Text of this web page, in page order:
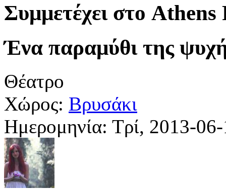
Συμμετέχει στο
Ένα παραμύθι της
Θέατρο
Χώρος: Βρυσάκι
Ημερομηνία: Τρί, 2013-